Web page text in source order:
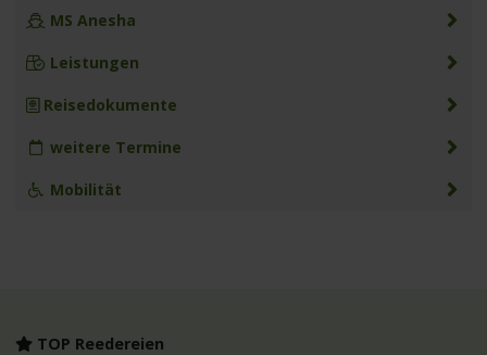
MS Anesha
Leistungen
Reisedokumente
weitere Termine
Mobilität
TOP Reedereien